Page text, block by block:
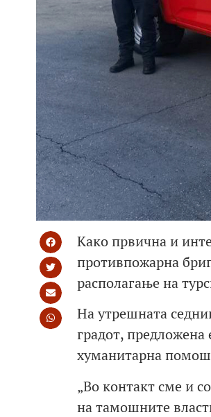
Како првична и
противпожарна
располагање на
На утрешната
градот,
хуманитарна помош
„Во контакт сме и
на тамошните